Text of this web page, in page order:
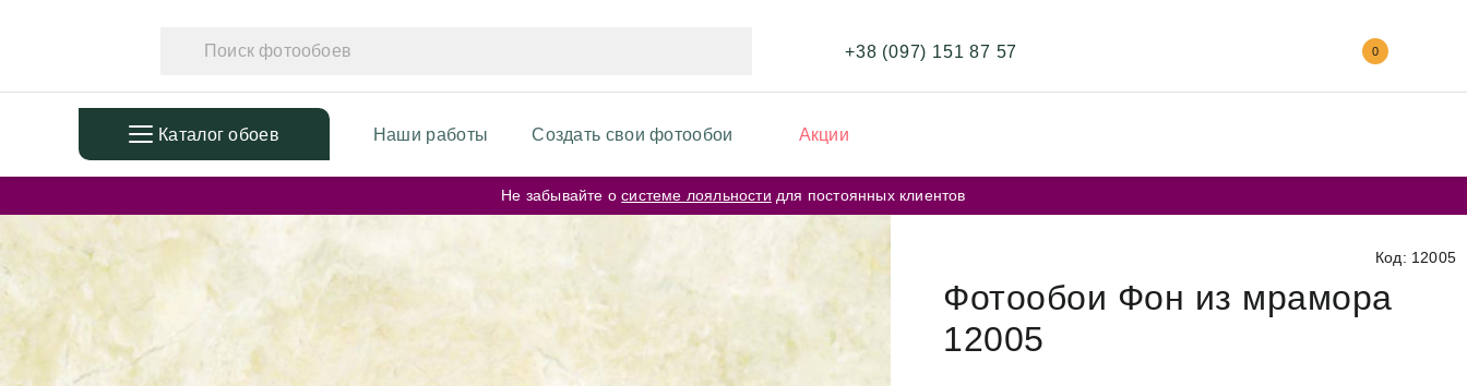
+38 (097) 151 87 57 0
Каталог обоев
ПОПУЛЯРНЫЕ
Фотообои в детскую
Дизайнерские листья
3D Фотообои
Фотообои перья
Фотообои карта мира
Фотообои кирпичная стена
ФОТООБОИ ПО ЦВЕТУ
Бежевые фотообои
Серые фотообои
Наши работы Создать свои фотообои Акции
Не забывайте осистеме лояльности для постоянных клиентов
Код: 12005
Фотообои Фон из мрамора
12005